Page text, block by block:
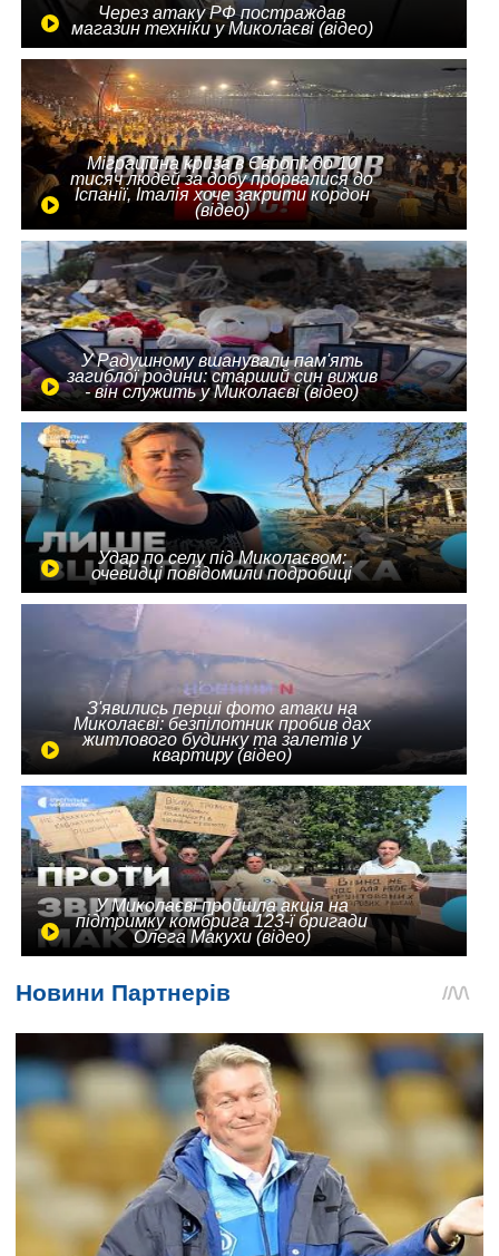
Через атаку РФ постраждав
магазин техніки у Миколаєві (відео)
Міграційна криза в Європі: до 10
тисяч людей за добу прорвалися до
Іспанії, Італія хоче закрити кордон
(відео)
У Радушному вшанували пам'ять
загиблої родини: старший син вижив
- він служить у Миколаєві (відео)
Удар по селу під Миколаєвом:
очевидці повідомили подробиці
З'явились перші фото атаки на
Миколаєві: безпілотник пробив дах
житлового будинку та залетів у
квартиру (відео)
У Миколаєві пройшла акція на
підтримку комбрига 123-ї бригади
Олега Макухи (відео)